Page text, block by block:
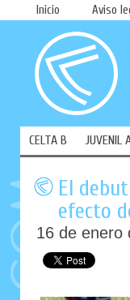
Inicio Aviso
CELTA B JUVENIL
El
efecto
16 de enero